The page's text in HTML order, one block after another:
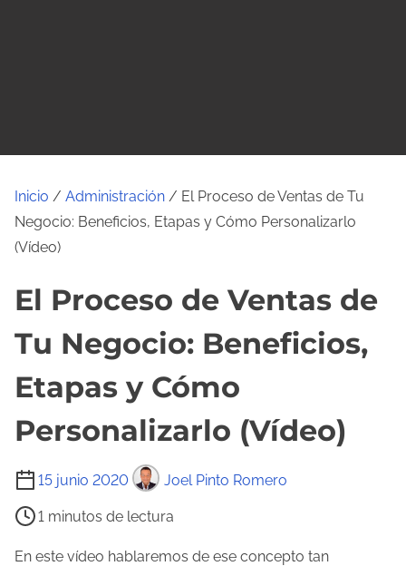
Inicio / Administración / El Proceso de Ventas de Tu
Negocio: Beneficios, Etapas y Cómo Personalizarlo
(Vídeo)
El Proceso de Ventas de
Tu Negocio: Beneficios,
Etapas y Cómo
Personalizarlo (Vídeo)
15 junio 2020 Joel Pinto Romero
T
e
m
1 minutos de lectura
En este vídeo hablaremos de ese concepto tan